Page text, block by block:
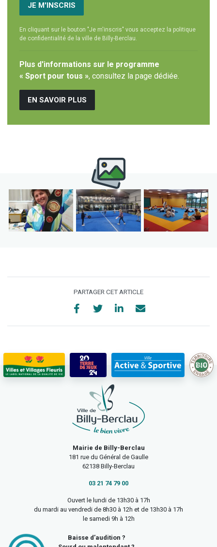
JE M'INSCRIS
En cliquant sur le bouton "Je m'inscris" vous acceptez la politique
de confidentialité de la ville de Billy-Berclau.
Plus d'informations sur le programme
« Sport pour tous », consultez la page dédiée.
EN SAVOIR PLUS
PARTAGER CET ARTICLE
Mairie de Billy-Berclau
181 rue du Général de Gaulle
62138 Billy-Berclau
03 21 74 79 00
Ouvert le lundi de 13h30 à 17h
du mardi au vendredi de 8h30 à 12h et de 13h30 à 17h
le samedi 9h à 12h
Baisse d’audition ?